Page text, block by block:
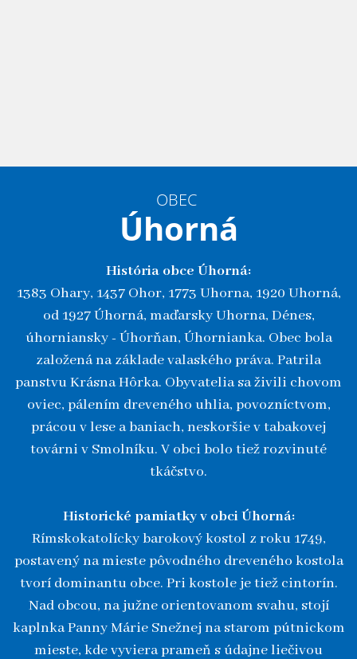
OBEC
Úhorná
História obce Úhorná:
1383 Ohary, 1437 Ohor, 1773 Uhorna, 1920 Uhorná,
od 1927 Úhorná, maďarsky Uhorna, Dénes,
úhorniansky - Úhorňan, Úhornianka. Obec bola
založená na základe valaského práva. Patrila
panstvu Krásna Hôrka. Obyvatelia sa živili chovom
oviec, pálením dreveného uhlia, povozníctvom,
prácou v lese a baniach, neskoršie v tabakovej
továrni v Smolníku. V obci bolo tiež rozvinuté
tkáčstvo.
Historické pamiatky v obci Úhorná:
Rímskokatolícky barokový kostol z roku 1749,
postavený na mieste pôvodného dreveného kostola
tvorí dominantu obce. Pri kostole je tiež cintorín.
Nad obcou, na južne orientovanom svahu, stojí
kaplnka Panny Márie Snežnej na starom pútnickom
mieste, kde vyviera prameň s údajne liečivou